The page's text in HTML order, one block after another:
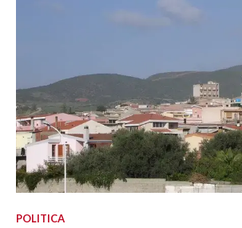
POLITICA